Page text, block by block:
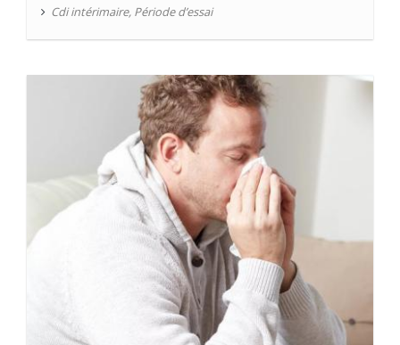
Cdi intérimaire, Période d’essai